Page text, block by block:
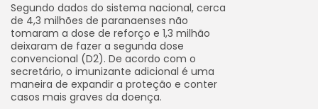
Segundo dados do sistema nacional, cerca
de 4,3 milhões de paranaenses não
tomaram a dose de reforço e 1,3 milhão
deixaram de fazer a segunda dose
convencional (D2). De acordo com o
secretário, o imunizante adicional é uma
maneira de expandir a proteção e conter
casos mais graves da doença.